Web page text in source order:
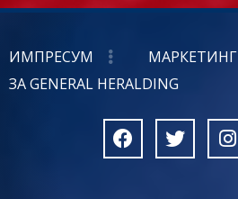
ИМПРЕСУМ МАРКЕТИНГ
ЗА GENERAL HERALDING